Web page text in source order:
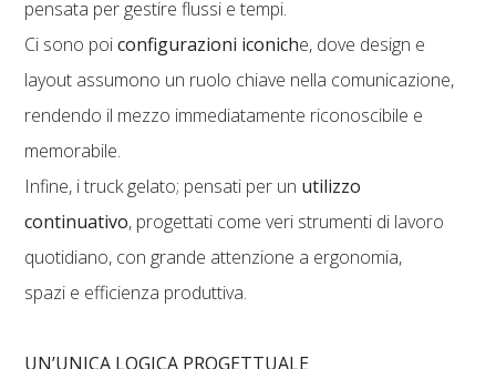
pensata per gestire flussi e tempi.
Ci sono poiconfigurazioni iconiche, dove design e
layout assumono un ruolo chiave nella comunicazione,
rendendo il mezzo immediatamente riconoscibile e
memorabile.
Infine, i truck gelato; pensati per un utilizzo
continuativo, progettati come veri strumenti di lavoro
quotidiano, con grande attenzione a ergonomia,
spazi e efficienza produttiva.
UN’UNICA LOGICA PROGETTUALE